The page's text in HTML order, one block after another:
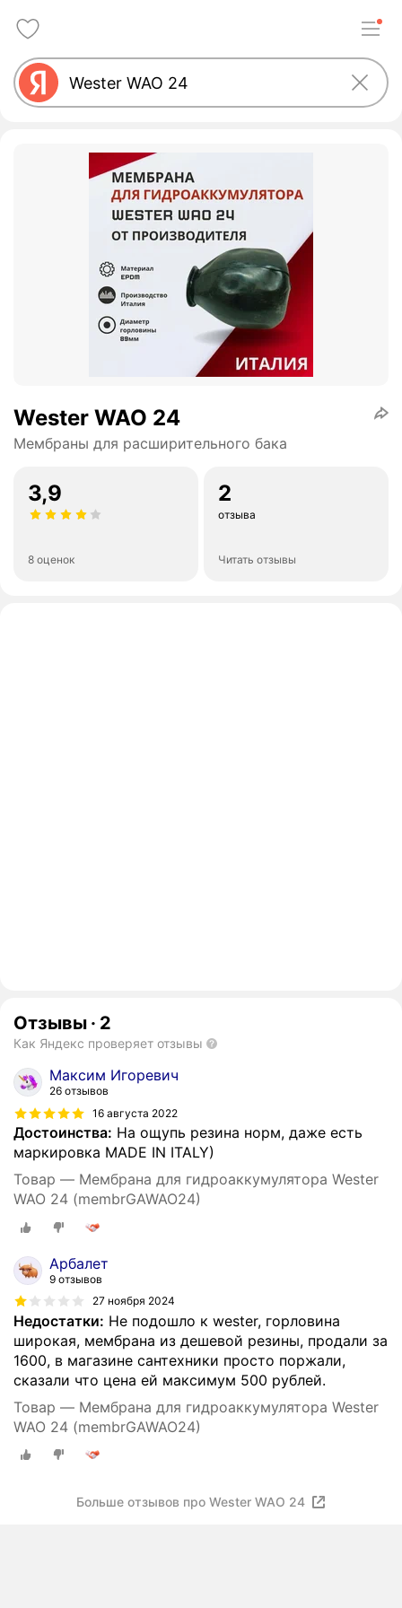
Wester WAO 24
Мембраны для расширительного бака
3,9
8 оценок
2
отзыва
Читать отзывы
Отзывы · 2
Как Яндекс проверяет отзывы
Максим Игоревич
26 отзывов
16 августа 2022
Достоинства: На ощупь резина норм, даже есть
маркировка MADE IN ITALY)
Товар — Мембрана для гидроаккумулятора Wester
WAO 24 (membrGAWAO24)
Арбалет
9 отзывов
27 ноября 2024
Недостатки: Не подошло к wester, горловина
широкая, мембрана из дешевой резины, продали за
1600, в магазине сантехники просто поржали,
сказали что цена ей максимум 500 рублей.
Товар — Мембрана для гидроаккумулятора Wester
WAO 24 (membrGAWAO24)
Больше отзывов про Wester WAO 24